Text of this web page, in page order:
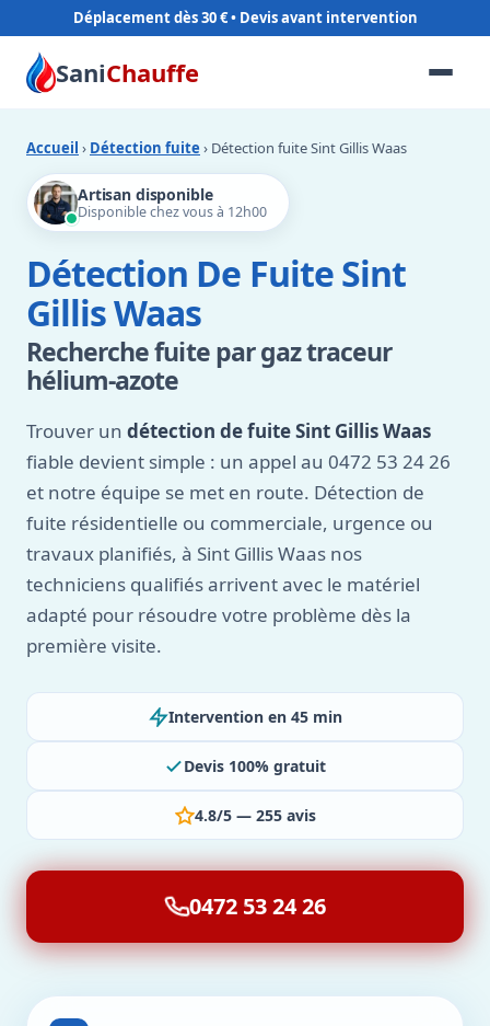
Déplacement dès 30 €
SaniChauffe
Accueil › Détection fuite › Détection fuite Sint Gillis Waas
Artisan disponible
Disponible chez vous à 12h00
Détection De Fuite Sint
Gillis Waas
Recherche fuite par gaz traceur
hélium-azote
Trouver un détection de fuite Sint Gillis Waas
fiable devient simple : un appel au 0472 53 24 26
et notre équipe se met en route. Détection de
fuite résidentielle ou commerciale, urgence ou
travaux planifiés, à Sint Gillis Waas nos
techniciens qualifiés arrivent avec le matériel
adapté pour résoudre votre problème dès la
première visite.
Intervention en 45 min
Devis 100% gratuit
4.8/5 — 255 avis
0472 53 24 26